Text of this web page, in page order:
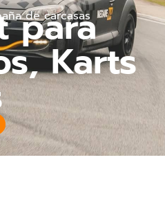
de carcasas
para
Karts